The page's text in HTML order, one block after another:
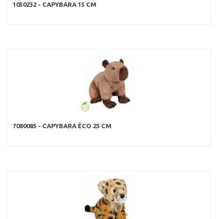
1050232 - CAPYBARA 15 CM
7080085 - CAPYBARA ÉCO 25 CM